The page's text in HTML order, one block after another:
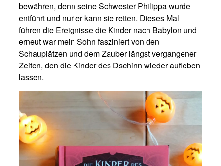
bewähren, denn seine Schwester Philippa wurde
entführt und nur er kann sie retten. Dieses Mal
führen die Ereignisse die Kinder nach Babylon und
erneut war mein Sohn fasziniert von den
Schauplätzen und dem Zauber längst vergangener
Zeiten, den die Kinder des Dschinn wieder aufleben
lassen.